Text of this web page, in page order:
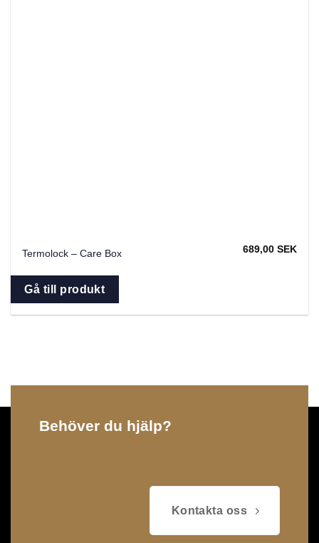
Termolock – Care Box 689,00SEK
Gå till produkt
Behöver du hjälp?
Kontakta oss